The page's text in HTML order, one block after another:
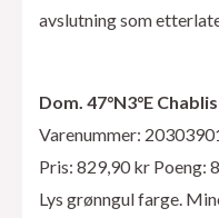
avslutning som
Dom. 47°N3°E
Varenummer:
Pris: 829,90 kr Poeng:
Lys grønngul farge.